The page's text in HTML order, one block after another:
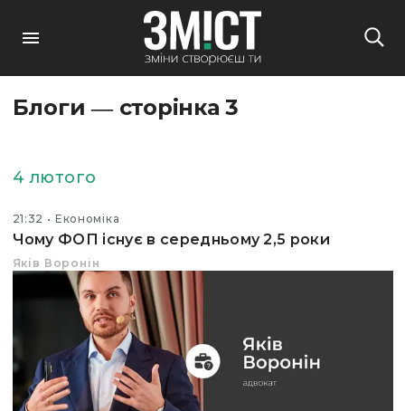
Блоги ― сторінка 3
4 лютого
21:32 Економіка
Чому ФОП існує в середньому 2,5 роки
Яків Воронін